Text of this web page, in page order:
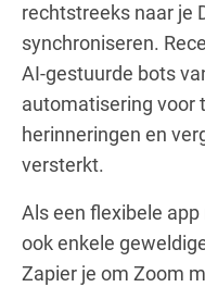
rechtstreeks naar je
synchroniseren.
AI-gestuurde bots
automatisering voor
herinneringen en
versterkt.
Als een flexibele
ook enkele
Zapier je om Zoom